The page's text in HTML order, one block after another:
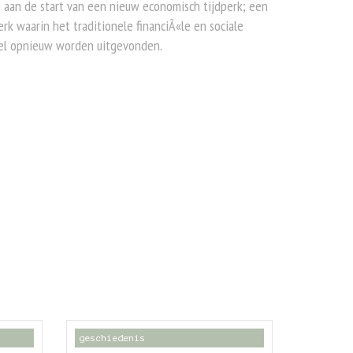
aan de start van een nieuw economisch tijdperk; een
waarin het traditionele financiÃ«le en sociale
opnieuw worden uitgevonden.
geschiedenis